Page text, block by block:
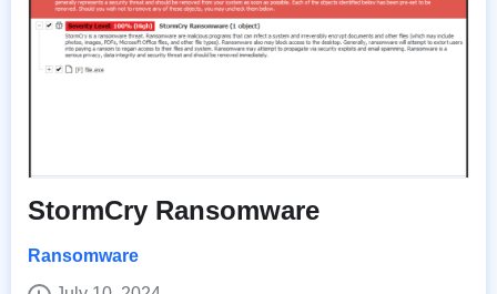
StormCry Ransomware
Ransomware